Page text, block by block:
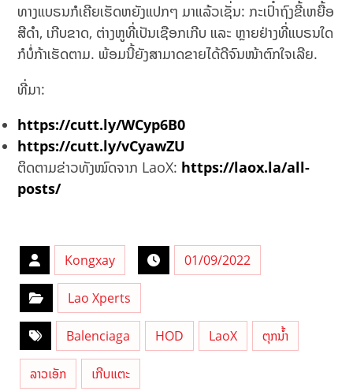
ທາງແບຣນກໍເຄີຍເຮັດຫຍັງແປກໆ ມາແລ້ວເຊັ່ນ: ກະເປົ໋າຖົງຂີ້ເຫຍື້ອ
ສີດໍາ, ເກີບຂາດ, ຕ່າງຫູທີ່ເປັນເຊືອກເກີບ ແລະ ຫຼາຍຢ່າງທີ່ແບຣນໃດ
ກໍບໍ່ກ້າເຮັດຕາມ. ພ້ອມນີ້ຍັງສາມາດຂາຍໄດ້ດີຈົນໜ້າຕົກໃຈເລີຍ.
ທີ່ມາ:
https://cutt.ly/WCyp6B0
https://cutt.ly/vCyawZU
ຕິດຕາມຂ່າວທັງໝົດຈາກ LaoX: https://laox.la/all-
posts/
Kongxay 01/09/2022
Lao Xperts
Balenciaga HOD LaoX ຕຸກນ້ຳ
ລາວເອັກ ເກີບແຕະ